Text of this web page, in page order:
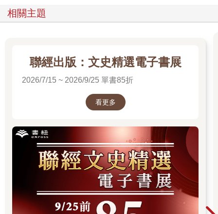
相關主題
聯經出版：文史精選電子書展
2026/7/15 ~ 2026/9/25 單書85折
看更多